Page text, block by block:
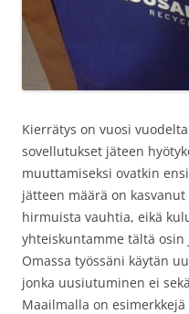
Kierrätys on vuosi
sovellutukset jäteen
muuttamiseksi ovatkin
jätteen määrä on
hirmuista vauhtia, eikä
yhteiskuntamme tältä
Omassa työssäni käytän
jonka uusiutuminen ei
Maailmalla on